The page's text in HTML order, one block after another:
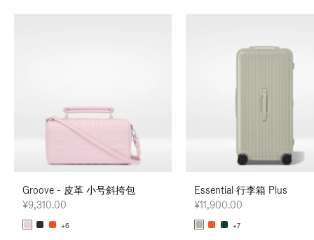
Groove - 皮革 小号斜挎包
¥9,310.00
+6
Essential 行李箱 Plus
¥11,900.00
+7